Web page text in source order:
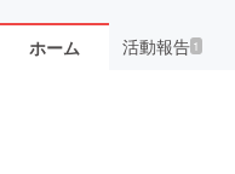
ホーム 活動報告1